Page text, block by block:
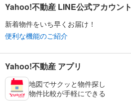
Yahoo!不動産 LINE公式アカウント
新着物件をいち早くお届け！
便利な機能のご紹介
Yahoo!不動産 アプリ
地図でサクッと物件探し
物件比較が手軽にできる